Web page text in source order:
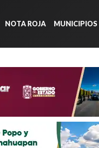
NOTA ROJA MUNICIPIOS